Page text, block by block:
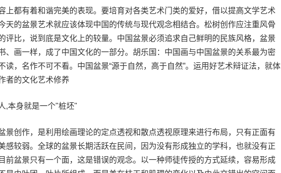
上都有着和谐完美的表现。要培育对各类艺术门类的爱好，借以提高文学艺术
天的盆景艺术就应该体现中国的传统与现代观念相结合。松树创作应注重风骨
评比，说到底是文化上的较量。中国盆景必须追求自己鲜明的民族风格，盆景
、画一样，成了中国文化的一部分。胡乐国：中国画与中国盆景的关系最为密
读，名作不可不看。中国盆景“源于自然，高于自然”。运用好艺术辩证法，就体
者的文化艺术修养
,本身就是一个"桩坯"
景创作，是利用绘画理论的定点透视和散点透视原理来进行布局，只有正面有
感较弱。全球的盆景长期活跃在民间，因为没有形成独立的学科，也就没有正
前盆景只有一个面，这是错误的观念。以一种师徒传授的方式延续，容易形成